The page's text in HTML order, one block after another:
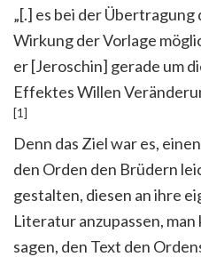
„[.] es bei der
Wirkung der Vorlage
er [Jeroschin] gerade um
Effektes Willen
[1]
Denn das Ziel war es,
den Orden den Brüdern
gestalten, diesen an ihre
Literatur anzupassen,
sagen, den Text den